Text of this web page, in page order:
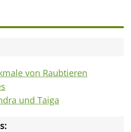
von Raubtieren
und Taiga